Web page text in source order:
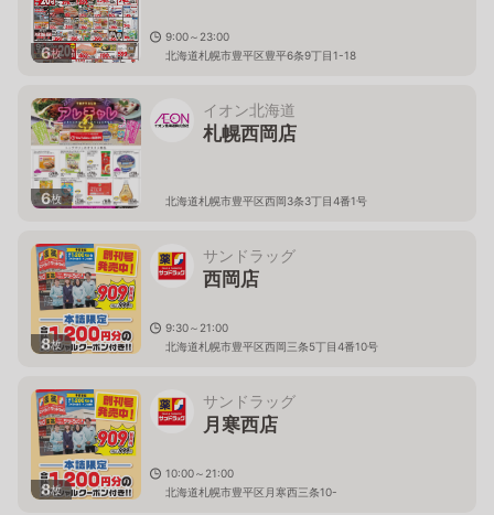
6枚
9:00～23:00
北海道札幌市豊平区豊平6条9丁目1-18
6枚
イオン北海道
札幌西岡店
北海道札幌市豊平区西岡3条3丁目4番1号
8枚
サンドラッグ
西岡店
9:30～21:00
北海道札幌市豊平区西岡三条5丁目4番10号
8枚
サンドラッグ
月寒西店
10:00～21:00
北海道札幌市豊平区月寒西三条10-